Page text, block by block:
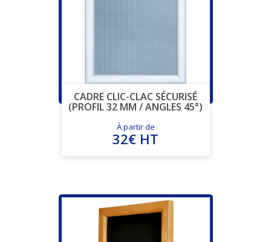
CADRE CLIC-CLAC SÉCURISÉ
(PROFIL 32 MM / ANGLES 45°)
À partir de
32€ HT